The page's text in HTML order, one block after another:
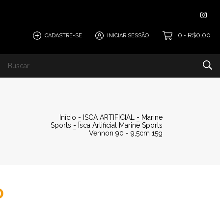
CADASTRE-SE INICIAR SESSÃO 0 - R$0,00
Início - ISCA ARTIFICIAL - Marine
Sports - Isca Artificial Marine Sports
Vennon 90 - 9,5cm 15g